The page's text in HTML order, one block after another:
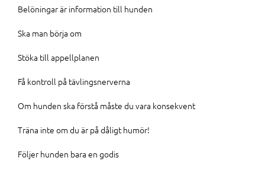
Belöningar är information till hunden
Ska man börja om
Stöka till appellplanen
Få kontroll på tävlingsnerverna
Om hunden ska förstå måste du vara konsekvent
Träna inte om du är på dåligt humör!
Följer hunden bara en godis